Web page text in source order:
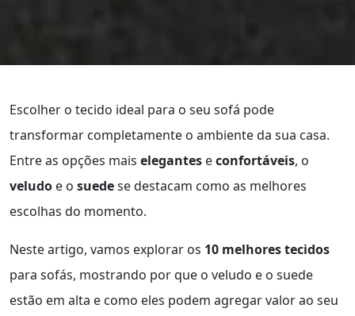
Escolher o tecido ideal para o seu sofá pode
transformar completamente o ambiente da sua casa.
Entre as opções mais elegantes econfortáveis, o
veludo e o suedese destacam como as melhores
escolhas do momento.
Neste artigo, vamos explorar os 10 melhores tecidos
para sofás, mostrando por que o veludo e o suede
estão em alta e como eles podem agregar valor ao seu